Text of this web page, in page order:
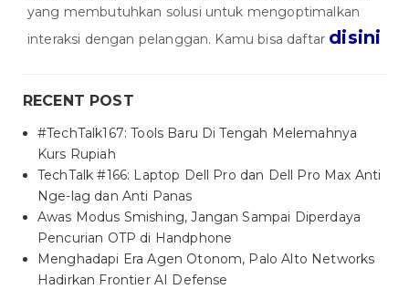
yang membutuhkan solusi untuk mengoptimalkan
interaksi dengan pelanggan. Kamu bisa daftar disini
RECENT POST
#TechTalk167: Tools Baru Di Tengah Melemahnya
Kurs Rupiah
TechTalk #166: Laptop Dell Pro dan Dell Pro Max Anti
Nge-lag dan Anti Panas
Awas Modus Smishing, Jangan Sampai Diperdaya
Pencurian OTP di Handphone
Menghadapi Era Agen Otonom, Palo Alto Networks
Hadirkan Frontier AI Defense